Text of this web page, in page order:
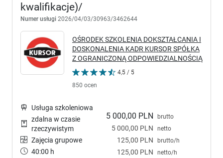
kwalifikacje)/
Numer usługi 2026/04/03/30963/3462644
OŚRODEK SZKOLENIA DOKSZTAŁCANIA I
DOSKONALENIA KADR KURSOR SPÓŁKA
Z OGRANICZONĄ ODPOWIEDZIALNOŚCIĄ
4,5 / 5
850 ocen
5 000,00 PLN brutto
5 000,00 PLN netto
125,00 PLN brutto/h
125,00 PLN netto/h
Usługa szkoleniowa
zdalna w czasie
rzeczywistym
Zajęcia grupowe
40:00 h